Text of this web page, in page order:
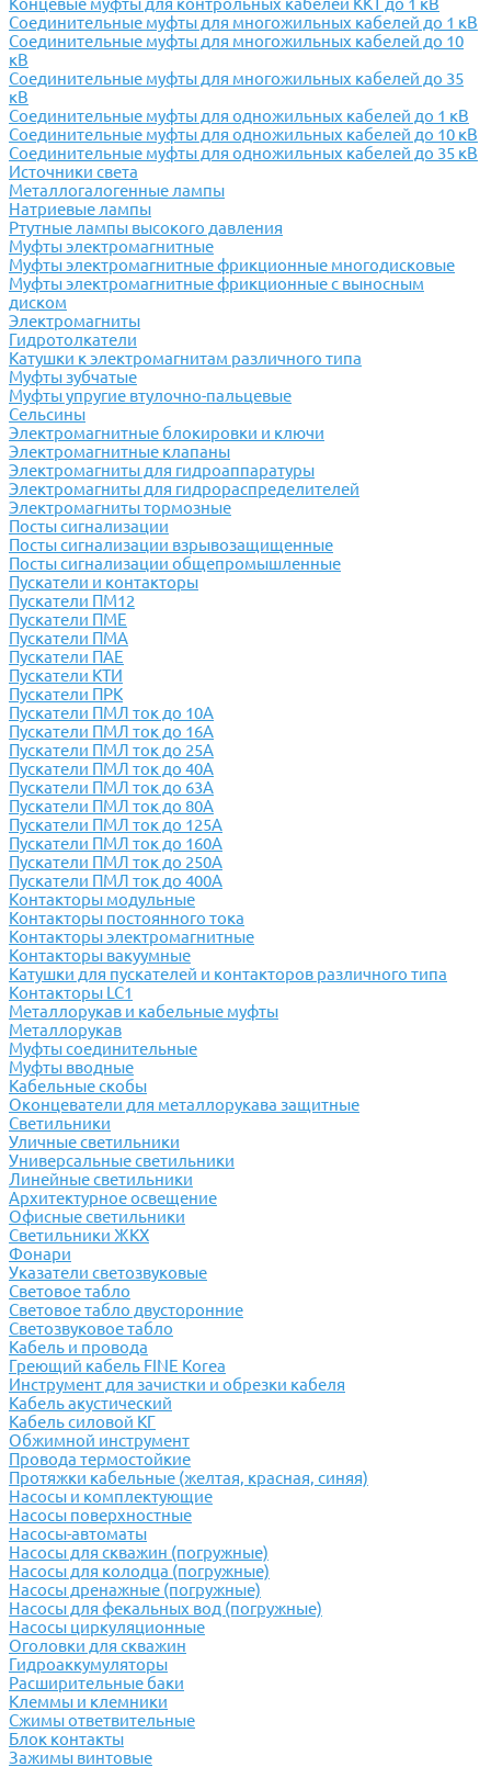
Концевые муфты для контрольных кабелей ККТ до 1 кВ
Соединительные муфты для многожильных кабелей до 1 кВ
Соединительные муфты для многожильных кабелей до 10
кВ
Соединительные муфты для многожильных кабелей до 35
кВ
Соединительные муфты для одножильных кабелей до 1 кВ
Соединительные муфты для одножильных кабелей до 10 кВ
Соединительные муфты для одножильных кабелей до 35 кВ
Источники света
Металлогалогенные лампы
Натриевые лампы
Ртутные лампы высокого давления
Муфты электромагнитные
Муфты электромагнитные фрикционные многодисковые
Муфты электромагнитные фрикционные с выносным
диском
Электромагниты
Гидротолкатели
Катушки к электромагнитам различного типа
Муфты зубчатые
Муфты упругие втулочно-пальцевые
Сельсины
Электромагнитные блокировки и ключи
Электромагнитные клапаны
Электромагниты для гидроаппаратуры
Электромагниты для гидрораспределителей
Электромагниты тормозные
Посты сигнализации
Посты сигнализации взрывозащищенные
Посты сигнализации общепромышленные
Пускатели и контакторы
Пускатели ПМ12
Пускатели ПМЕ
Пускатели ПМА
Пускатели ПАЕ
Пускатели КТИ
Пускатели ПРК
Пускатели ПМЛ ток до 10А
Пускатели ПМЛ ток до 16А
Пускатели ПМЛ ток до 25А
Пускатели ПМЛ ток до 40А
Пускатели ПМЛ ток до 63А
Пускатели ПМЛ ток до 80А
Пускатели ПМЛ ток до 125А
Пускатели ПМЛ ток до 160А
Пускатели ПМЛ ток до 250А
Пускатели ПМЛ ток до 400А
Контакторы модульные
Контакторы постоянного тока
Контакторы электромагнитные
Контакторы вакуумные
Катушки для пускателей и контакторов различного типа
Контакторы LC1
Металлорукав и кабельные муфты
Металлорукав
Муфты соединительные
Муфты вводные
Кабельные скобы
Оконцеватели для металлорукава защитные
Светильники
Уличные светильники
Универсальные светильники
Линейные светильники
Архитектурное освещение
Офисные светильники
Светильники ЖКХ
Фонари
Указатели светозвуковые
Световое табло
Световое табло двусторонние
Светозвуковое табло
Кабель и провода
Греющий кабель FINE Korea
Инструмент для зачистки и обрезки кабеля
Кабель акустический
Кабель силовой КГ
Обжимной инструмент
Провода термостойкие
Протяжки кабельные (желтая, красная, синяя)
Насосы и комплектующие
Насосы поверхностные
Насосы-автоматы
Насосы для скважин (погружные)
Насосы для колодца (погружные)
Насосы дренажные (погружные)
Насосы для фекальных вод (погружные)
Насосы циркуляционные
Оголовки для скважин
Гидроаккумуляторы
Расширительные баки
Клеммы и клемники
Cжимы ответвительные
Блок контакты
Зажимы винтовые